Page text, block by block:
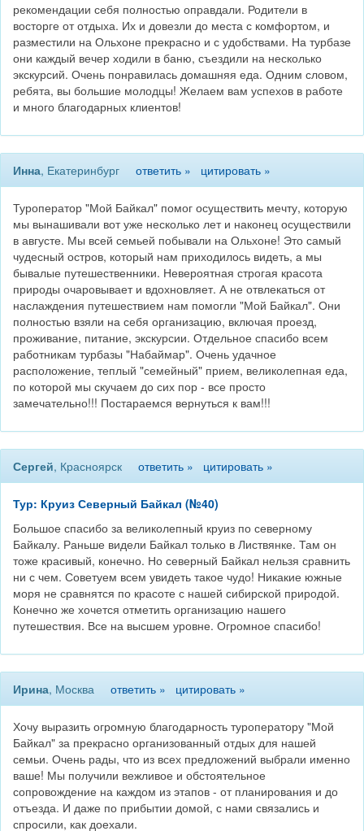
рекомендации себя полностью оправдали. Родители в
восторге от отдыха. Их и довезли до места с комфортом, и
разместили на Ольхоне прекрасно и с удобствами. На турбазе
они каждый вечер ходили в баню, съездили на несколько
экскурсий. Очень понравилась домашняя еда. Одним словом,
ребята, вы большие молодцы! Желаем вам успехов в работе
и много благодарных клиентов!
Инна, Екатеринбург ответить » цитировать »
Туроператор "Мой Байкал" помог осуществить мечту, которую
мы вынашивали вот уже несколько лет и наконец осуществили
в августе. Мы всей семьей побывали на Ольхоне! Это самый
чудесный остров, который нам приходилось видеть, а мы
бывалые путешественники. Невероятная строгая красота
природы очаровывает и вдохновляет. А не отвлекаться от
наслаждения путешествием нам помогли "Мой Байкал". Они
полностью взяли на себя организацию, включая проезд,
проживание, питание, экскурсии. Отдельное спасибо всем
работникам турбазы "Набаймар". Очень удачное
расположение, теплый "семейный" прием, великолепная еда,
по которой мы скучаем до сих пор - все просто
замечательно!!! Постараемся вернуться к вам!!!
Сергей, Красноярск ответить » цитировать »
Тур: Круиз Северный Байкал (№40)
Большое спасибо за великолепный круиз по северному
Байкалу. Раньше видели Байкал только в Листвянке. Там он
тоже красивый, конечно. Но северный Байкал нельзя сравнить
ни с чем. Советуем всем увидеть такое чудо! Никакие южные
моря не сравнятся по красоте с нашей сибирской природой.
Конечно же хочется отметить организацию нашего
путешествия. Все на высшем уровне. Огромное спасибо!
Ирина, Москва ответить » цитировать »
Хочу выразить огромную благодарность туроператору "Мой
Байкал" за прекрасно организованный отдых для нашей
семьи. Очень рады, что из всех предложений выбрали именно
ваше! Мы получили вежливое и обстоятельное
сопровождение на каждом из этапов - от планирования и до
отъезда. И даже по прибытии домой, с нами связались и
спросили, как доехали.